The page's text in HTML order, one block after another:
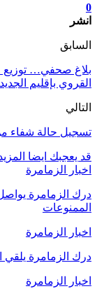
0
انشر
السابق
القروي بإقليم
التالي
تسجيل حالة شفاء
قد يعجبك ايضا
اخبار الزمامرة
درك الزمامرة
الممنوعات
اخبار الزمامرة
درك الزمامرة
اخبار الزمامرة